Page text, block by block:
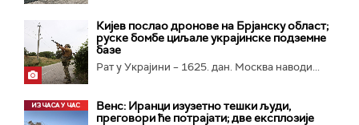
Кијев послао дронове на Брјанску област;
руске бомбе циљале украјинске подземне
базе
Рат у Украјини – 1625. дан. Москва наводи...
Венс: Иранци изузетно тешки људи,
преговори ће потрајати; две експлозије